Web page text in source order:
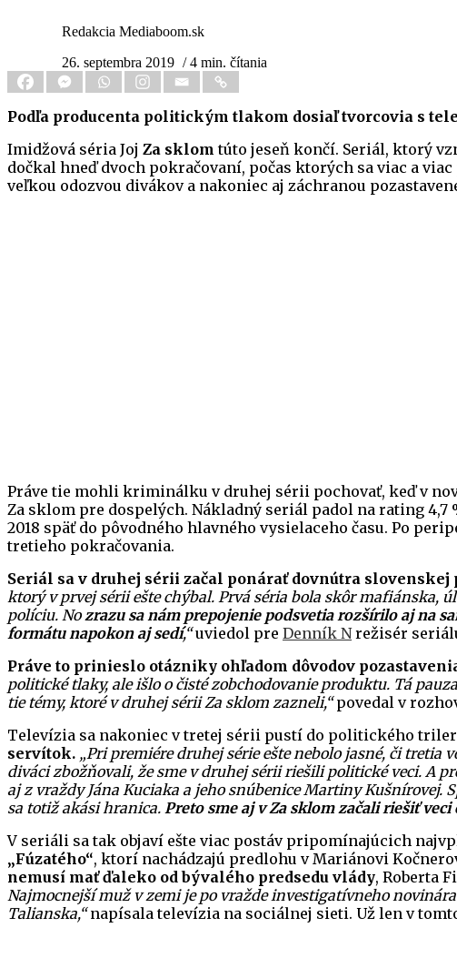
Redakcia Mediaboom.sk
26. septembra 2019 / 4 min. čítania
Podľa producenta politickým tlakom dosiaľ tvorcovia s
Imidžová séria Joj Za sklom túto jeseň končí. Seriál, ktorý
dočkal hneď dvoch pokračovaní, počas ktorých sa viac a
veľkou odozvou divákov a nakoniec aj záchranou
Práve tie mohli kriminálku v druhej sérii pochovať, keď v
Za sklom pre dospelých. Nákladný seriál padol na rating
2018 späť do pôvodného hlavného vysielaceho času. Po
tretieho pokračovania.
Seriál sa v druhej sérii začal ponárať dovnútra
ktorý v prvej sérii ešte chýbal. Prvá séria bola skôr mafiánska,
políciu. Nozrazu sa nám prepojenie podsvetia rozšírilo aj na
formátu napokon aj sedí,“uviedol pre Denník Nrežisér
Práve to prinieslo otázniky ohľadom dôvodov
politické tlaky, ale išlo o čisté zobchodovanie produktu. Tá
tie témy, ktoré v druhej sérii Za sklom zazneli,“povedal v
Televízia sa nakoniec v tretej sérii pustí do politického
servítok. „Pri premiére druhej série ešte nebolo jasné, či
diváci zbožňovali, že sme v druhej sérii riešili politické veci. A
aj z vraždy Jána Kuciaka a jeho snúbenice Martiny
sa totiž akási hranica. Preto sme aj v Za sklom začali riešiť
V seriáli sa tak objaví ešte viac postáv pripomínajúcich
„Fúzatého“, ktorí nachádzajú predlohu v Mariánovi
nemusí mať ďaleko od bývalého predsedu vlády, Roberta
Najmocnejší muž v zemi je po vražde investigatívneho
Talianska,“napísala televízia na sociálnej sieti. Už len v